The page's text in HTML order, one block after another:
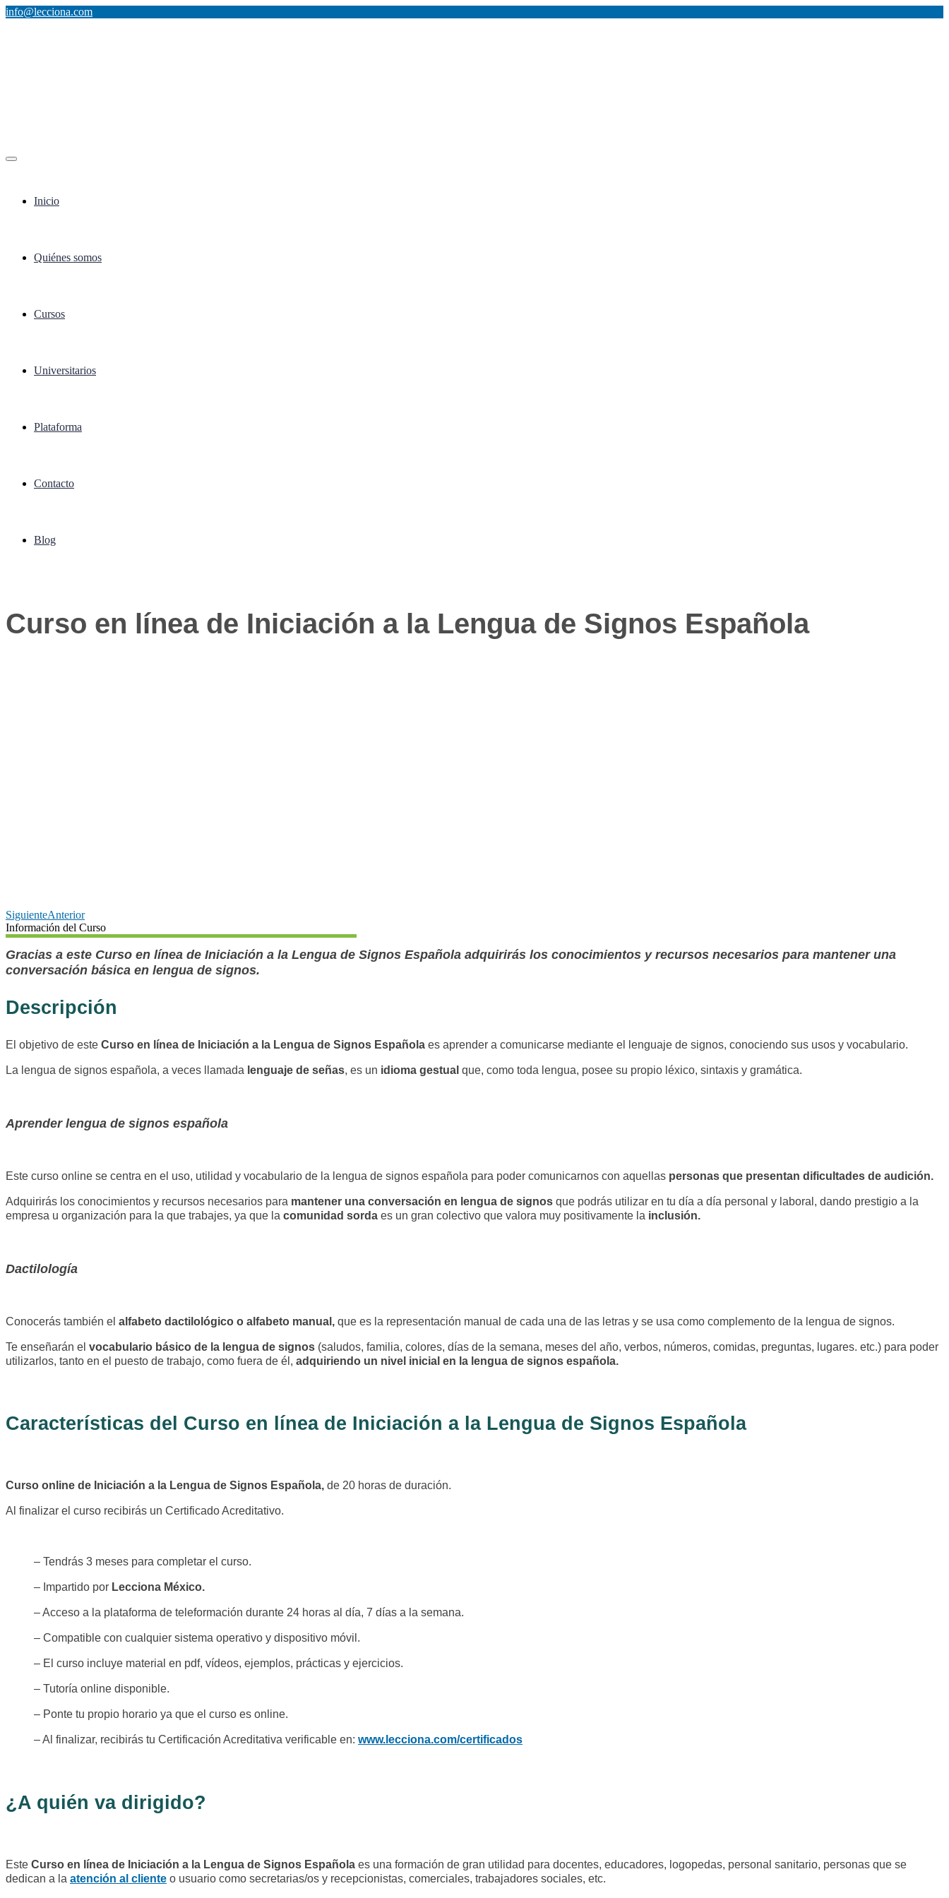
info@lecciona.com
Inicio
Quiénes somos
Cursos
Universitarios
Plataforma
Contacto
Blog
Curso en línea de Iniciación a la Lengua de Signos Española
SiguienteAnterior
Información del Curso
Gracias a este Curso en línea de Iniciación a la Lengua de Signos Española adquirirás los conocimientos y recursos necesarios para mantener una
conversación básica en lengua de signos.
Descripción
El objetivo de este Curso en línea de Iniciación a la Lengua de Signos Española es aprender a comunicarse mediante el lenguaje de signos, conociendo sus usos y vocabulario.
La lengua de signos española, a veces llamada lenguaje de señas, es un idioma gestual que, como toda lengua, posee su propio léxico, sintaxis y gramática.
Aprender lengua de signos española
Este curso online se centra en el uso, utilidad y vocabulario de la lengua de signos española para poder comunicarnos con aquellas personas que presentan dificultades de audición.
Adquirirás los conocimientos y recursos necesarios para mantener una conversación en lengua de signos que podrás utilizar en tu día a día personal y laboral, dando prestigio a la
empresa u organización para la que trabajes, ya que la comunidad sorda es un gran colectivo que valora muy positivamente la inclusión.
Dactilología
Conocerás también el alfabeto dactilológico o alfabeto manual, que es la representación manual de cada una de las letras y se usa como complemento de la lengua de signos.
Te enseñarán el vocabulario básico de la lengua de signos (saludos, familia, colores, días de la semana, meses del año, verbos, números, comidas, preguntas, lugares. etc.) para poder
utilizarlos, tanto en el puesto de trabajo, como fuera de él, adquiriendo un nivel inicial en la lengua de signos española.
Características del Curso en línea de Iniciación a la Lengua de Signos Española
Curso online de Iniciación a la Lengua de Signos Española, de 20 horas de duración.
Al finalizar el curso recibirás un Certificado Acreditativo.
– Tendrás 3 meses para completar el curso.
– Impartido por Lecciona México.
– Acceso a la plataforma de teleformación durante 24 horas al día, 7 días a la semana.
– Compatible con cualquier sistema operativo y dispositivo móvil.
– El curso incluye material en pdf, vídeos, ejemplos, prácticas y ejercicios.
– Tutoría online disponible.
– Ponte tu propio horario ya que el curso es online.
– Al finalizar, recibirás tu Certificación Acreditativa verificable en: www.lecciona.com/certificados
¿A quién va dirigido?
Este Curso en línea de Iniciación a la Lengua de Signos Española es una formación de gran utilidad para docentes, educadores, logopedas, personal sanitario, personas que se
dedican a la atención al cliente o usuario como secretarias/os y recepcionistas, comerciales, trabajadores sociales, etc.